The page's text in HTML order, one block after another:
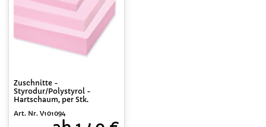
Zuschnitte -
Styrodur/Polystyrol -
Hartschaum, per Stk.
Art. Nr. V101094